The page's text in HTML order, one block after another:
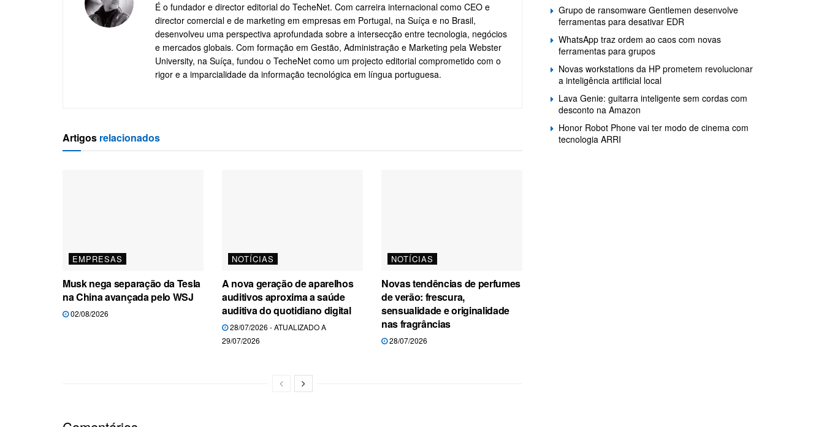
É o fundador e director editorial do TecheNet. Com carreira internacional como CEO e
director comercial e de marketing em empresas em Portugal, na Suíça e no Brasil,
desenvolveu uma perspectiva aprofundada sobre a intersecção entre tecnologia, negócios
e mercados globais. Com formação em Gestão, Administração e Marketing pela Webster
University, na Suíça, fundou o TecheNet como um projecto editorial comprometido com o
rigor e a imparcialidade da informação tecnológica em língua portuguesa.
Artigos relacionados
EMPRESAS
Musk nega separação da Tesla
na China avançada pelo WSJ
02/08/2026
NOTÍCIAS
A nova geração de aparelhos
auditivos aproxima a saúde
auditiva do quotidiano digital
28/07/2026 - ATUALIZADO A
29/07/2026
NOTÍCIAS
Novas tendências de perfumes
de verão: frescura,
sensualidade e originalidade
nas fragrâncias
28/07/2026
Grupo de ransomware Gentlemen desenvolve
ferramentas para desativar EDR
WhatsApp traz ordem ao caos com novas
ferramentas para grupos
Novas workstations da HP prometem revolucionar
a inteligência artificial local
Lava Genie: guitarra inteligente sem cordas com
desconto na Amazon
Honor Robot Phone vai ter modo de cinema com
tecnologia ARRI